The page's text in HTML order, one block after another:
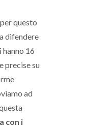
questo
difendere
hanno 16
precise su
ad
con i